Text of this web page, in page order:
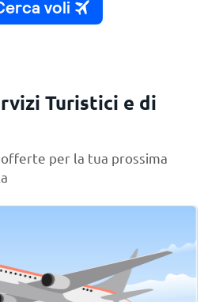
Turistici e di
per la tua prossima